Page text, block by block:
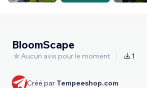
BloomScape
Aucun avis pour le moment 1
Créé par Tempeeshop.com